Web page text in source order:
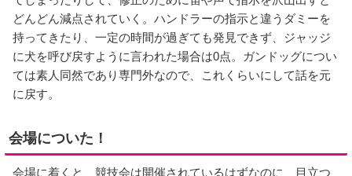
どんどん減点されていく。ハンドラーの指示と違うダミーを
持ってきたり、一定の時間が過ぎても発見できず、ジャッジ
に犬を呼び戻すように言われた場合は0点。ガンドッグについ
ては素人同然であり専門外なので、これくらいにして話を元
に戻す。
会場についた！
会場に着くと、競技会は開催されているはずなのに、目立つ